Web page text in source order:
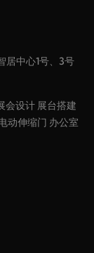
居中心1号、3号
会设计 展台搭建
动伸缩门 办公室